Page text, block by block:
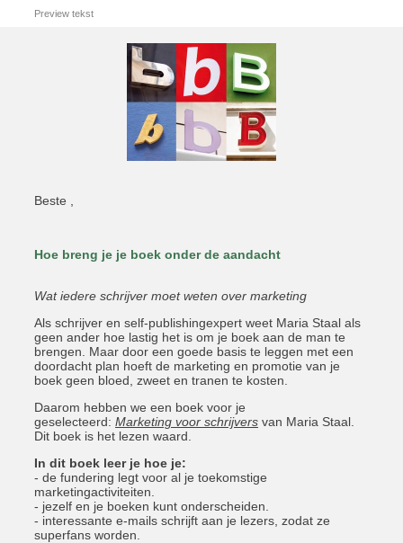
Preview tekst
Beste ,
Hoe breng je je boek onder de aandacht
Wat iedere schrijver moet weten over marketing
Als schrijver en self-publishingexpert weet Maria Staal als
geen ander hoe lastig het is om je boek aan de man te
brengen. Maar door een goede basis te leggen met een
doordacht plan hoeft de marketing en promotie van je
boek geen bloed, zweet en tranen te kosten.
Daarom hebben we een boek voor je
geselecteerd: Marketing voor schrijvers van Maria Staal.
Dit boek is het lezen waard.
In dit boek leer je hoe je:
- de fundering legt voor al je toekomstige
marketingactiviteiten.
- jezelf en je boeken kunt onderscheiden.
- interessante e-mails schrijft aan je lezers, zodat ze
superfans worden.